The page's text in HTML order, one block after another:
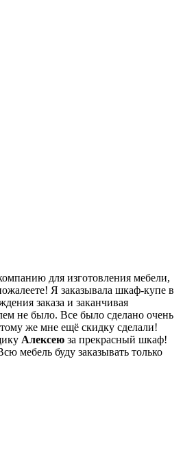
для изготовления мебели,
Я заказывала шкаф-купе в
заказа и заканчивая
не было. Все было сделано очень
же мне ещё скидку сделали!
Алексею за прекрасный шкаф!
мебель буду заказывать только